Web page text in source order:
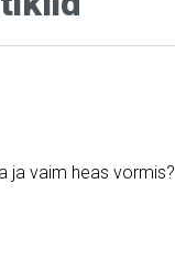
ja vaim heas vormis?